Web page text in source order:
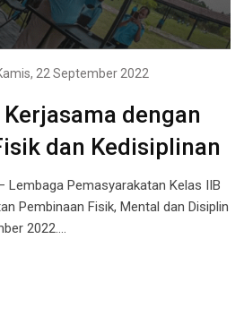
22 September 2022
dengan
dan Kedisiplinan
Lembaga Pemasyarakatan Kelas IIB
Pembinaan Fisik, Mental dan Disiplin
2022.…